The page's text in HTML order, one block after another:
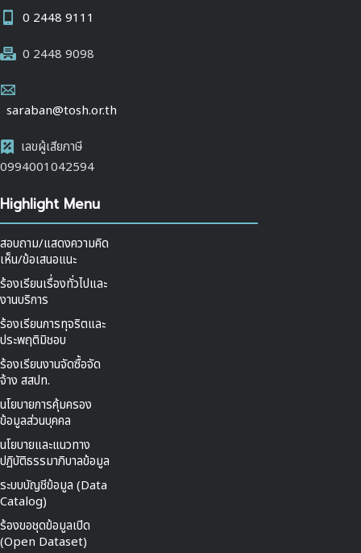
0 2448 9111
0 2448 9098
saraban@tosh.or.th
เลขผู้เสียภาษี
0994001042594
Highlight Menu
สอบถาม/แสดงความคิด
เห็น/ข้อเสนอแนะ
ร้องเรียนเรื่องทั่วไปและ
งานบริการ
ร้องเรียนการทุจริตและ
ประพฤติมิชอบ
ร้องเรียนงานจัดซื้อจัด
จ้าง สสปท.
นโยบายการคุ้มครอง
ข้อมูลส่วนบุคคล
นโยบายและแนวทาง
ปฏิบัติธรรมาภิบาลข้อมูล
ระบบบัญชีข้อมูล (Data
Catalog)
ร้องขอชุดข้อมูลเปิด
(Open Dataset)